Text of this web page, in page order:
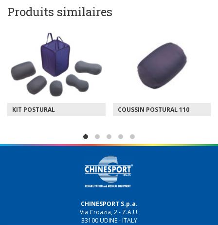
Produits similaires
KIT POSTURAL COUSSIN POSTURAL 110
CHINESPORT S.p.a.
Via Croazia, 2 - Z.A.U.
33100 UDINE - ITALY